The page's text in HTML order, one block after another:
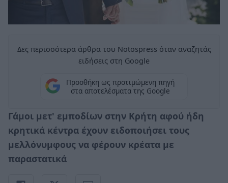
Δες περισσότερα άρθρα του Notospress όταν αναζητάς
ειδήσεις στη Google
Προσθήκη ως προτιμώμενη πηγή
στα αποτελέσματα της Google
Γάμοι μετ' εμποδίων στην Κρήτη αφού ήδη
κρητικά κέντρα έχουν ειδοποιήσει τους
μελλόνυμφους να φέρουν κρέατα με
παραστατικά